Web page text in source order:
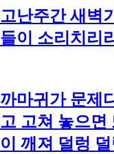
고난주간 새벽
들이 소리치리
까마귀가 문제
고 고쳐 놓으면
이 깨져 덜렁